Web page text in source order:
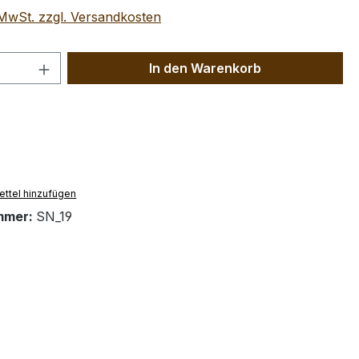
zzgl. Versandkosten
Anzahl: Gib den gewünschten Wert
In den Warenkorb
hinzufügen
SN_19